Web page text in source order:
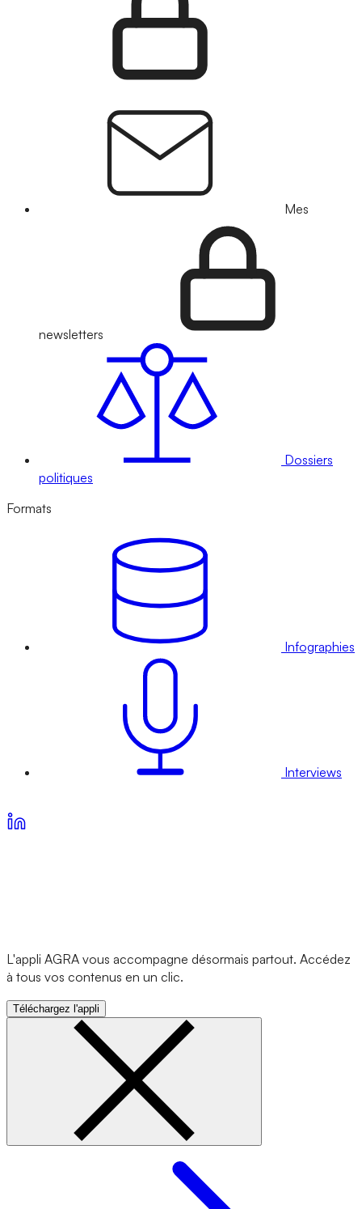
Mes
newsletters
Dossiers
politiques
Formats
Infographies
Interviews
L'appli AGRA vous accompagne désormais partout. Accédez
à tous vos contenus en un clic.
Téléchargez l'appli